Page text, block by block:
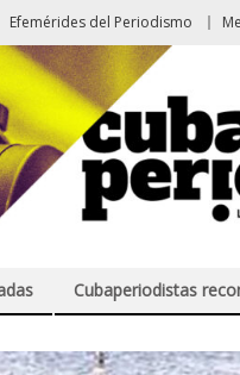
Efemérides del Periodismo
Cubaperiodistas